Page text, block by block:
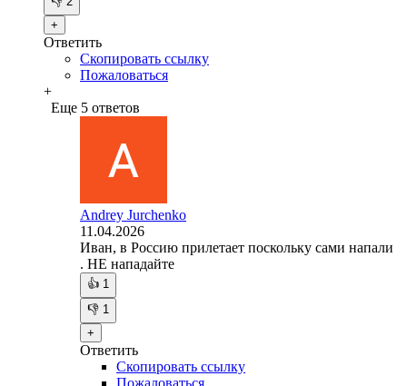
+
Ответить
Скопировать ссылку
Пожаловаться
+
Еще 5 ответов
Andrey Jurchenko
11.04.2026
Иван, в Россию прилетает поскольку сами напали
. НЕ нападайте
👍 1
👎 1
+
Ответить
Скопировать ссылку